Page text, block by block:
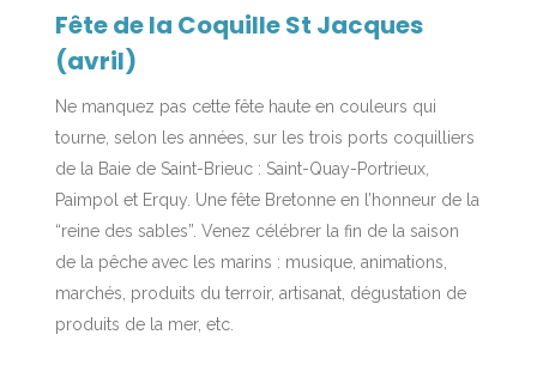
Fête de la Coquille St Jacques
(avril)
Ne manquez pas cette fête haute en couleurs qui
tourne, selon les années, sur les trois ports coquilliers
de la Baie de Saint-Brieuc : Saint-Quay-Portrieux,
Paimpol et Erquy. Une fête Bretonne en l’honneur de la
“reine des sables”. Venez célébrer la fin de la saison
de la pêche avec les marins : musique, animations,
marchés, produits du terroir, artisanat, dégustation de
produits de la mer, etc.